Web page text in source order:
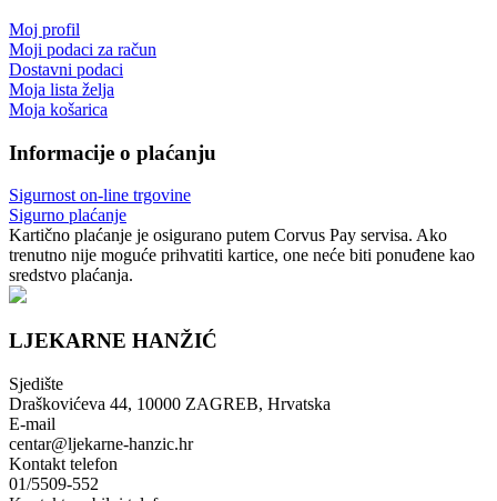
Moj profil
Moji podaci za račun
Dostavni podaci
Moja lista želja
Moja košarica
Informacije o plaćanju
Sigurnost on-line trgovine
Sigurno plaćanje
Kartično plaćanje je osigurano putem Corvus Pay servisa. Ako
trenutno nije moguće prihvatiti kartice, one neće biti ponuđene kao
sredstvo plaćanja.
LJEKARNE HANŽIĆ
Sjedište
Draškovićeva 44, 10000 ZAGREB, Hrvatska
E-mail
centar@ljekarne-hanzic.hr
Kontakt telefon
01/5509-552